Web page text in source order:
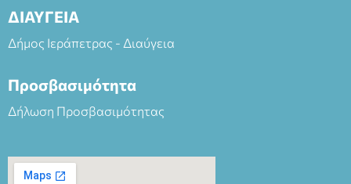
ΔΙΑΥΓΕΙΑ
Δήμος Ιεράπετρας - Διαύγεια
Προσβασιμότητα
Δήλωση Προσβασιμότητας